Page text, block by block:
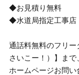
◆お見積り無料
◆水道局指定工事店
通話料無料のフリー
さいこー！）】まで
ホームページお問